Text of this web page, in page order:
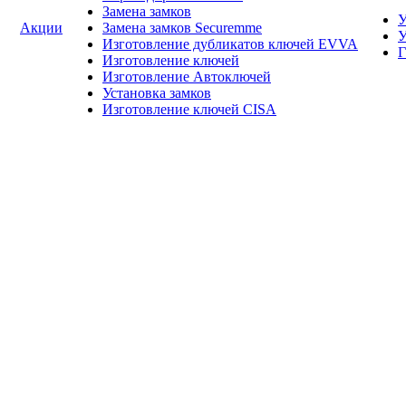
Акции
Замена замков
Замена замков Securemme
Изготовление дубликатов ключей EVVA
Изготовление ключей
Изготовление Автоключей
Установка замков
Изготовление ключей CISA